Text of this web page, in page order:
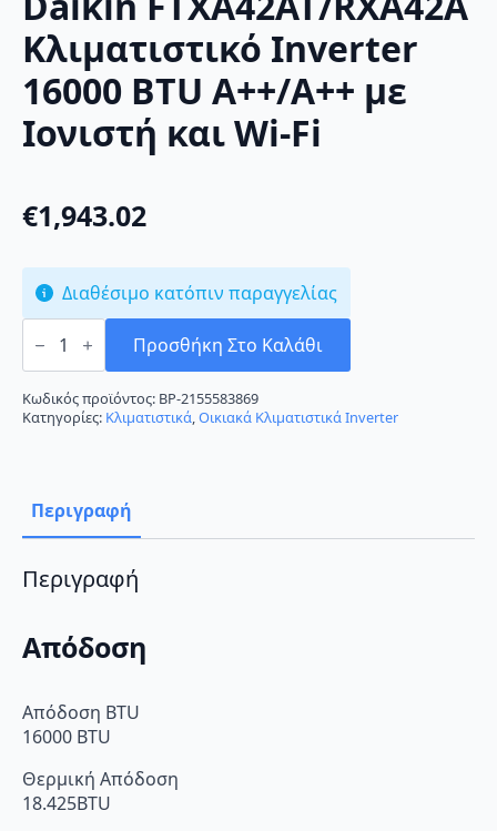
Κλιματιστικό Inverter
16000 BTU A++/A++ με
Ιονιστή και Wi-Fi
€1,943.02
Διαθέσιμο κατόπιν παραγγελίας
Daikin
FTXA42AT/RXA42A
Inverter
16000
BTU
A++/A++
Wi-
Fi
ποσότητα
Προσθήκη Στο Καλάθι
Κωδικός προϊόντος: BP-2155583869
Κατηγορίες: Κλιματιστικά,Οικιακά Κλιματιστικά Inverter
Περιγραφή
Περιγραφή
Απόδοση
Απόδοση BTU
16000 BTU
Θερμική Απόδοση
18.425BTU